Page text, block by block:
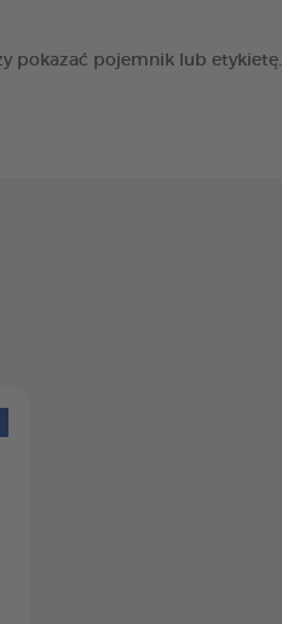
pokazać pojemnik lub etykietę.